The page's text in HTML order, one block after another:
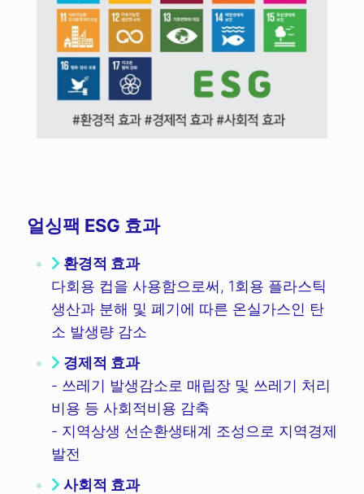
얼싱팩 ESG 효과
환경적 효과
다회용 컵을 사용함으로써, 1회용 플라스틱
생산과 분해 및 폐기에 따른 온실가스인 탄
소 발생량 감소
경제적 효과
- 쓰레기 발생감소로 매립장 및 쓰레기 처리
비용 등 사회적비용 감축
- 지역상생 선순환생태계 조성으로 지역경제
발전
사회적 효과